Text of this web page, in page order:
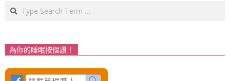
Search
為你的睡眠按個讚！